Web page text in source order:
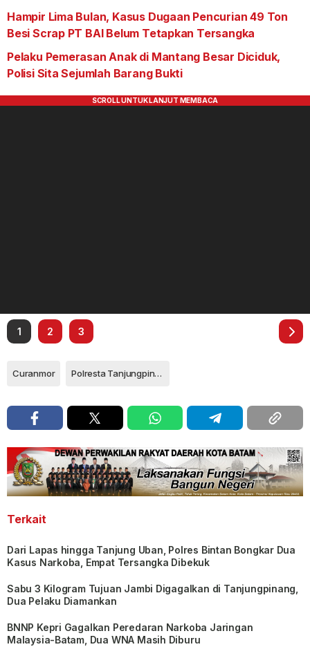
Hampir Lima Bulan, Kasus Dugaan Pencurian 49 Ton
Besi Scrap PT BAI Belum Tetapkan Tersangka
Pelaku Pemerasan Anak di Mantang Besar Diciduk,
Polisi Sita Sejumlah Barang Bukti
1 2 3
Curanmor Polresta Tanjungpinang
Terkait
Dari Lapas hingga Tanjung Uban, Polres Bintan Bongkar Dua
Kasus Narkoba, Empat Tersangka Dibekuk
Sabu 3 Kilogram Tujuan Jambi Digagalkan di Tanjungpinang,
Dua Pelaku Diamankan
BNNP Kepri Gagalkan Peredaran Narkoba Jaringan
Malaysia-Batam, Dua WNA Masih Diburu